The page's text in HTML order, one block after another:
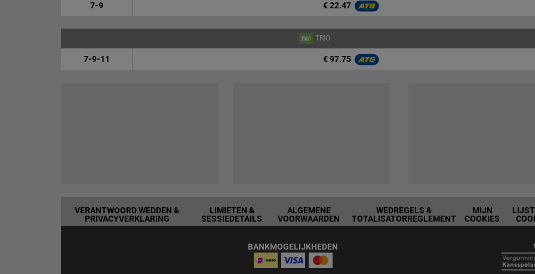
7-9 € 22.47
TRIO
7-9-11 € 97.75
VERANTWOORD WEDDEN &
PRIVACYVERKLARING
LIMIETEN &
SESSIEDETAILS
ALGEMENE
VOORWAARDEN
WEDREGELS &
TOTALISATORREGLEMENT
MIJN
COOKIES
BANKMOGELIJKHEDEN